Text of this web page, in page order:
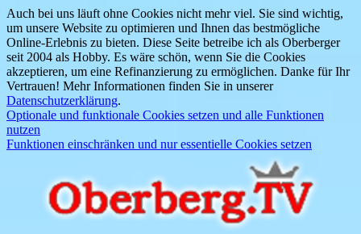
Auch bei uns läuft ohne Cookies nicht mehr viel. Sie sind wichtig,
um unsere Website zu optimieren und Ihnen das bestmögliche
Online-Erlebnis zu bieten. Diese Seite betreibe ich als Oberberger
seit 2004 als Hobby. Es wäre schön, wenn Sie die Cookies
akzeptieren, um eine Refinanzierung zu ermöglichen. Danke für Ihr
Vertrauen! Mehr Informationen finden Sie in unserer
Datenschutzerklärung.
Optionale und funktionale Cookies setzen und alle Funktionen
nutzen
Funktionen einschränken und nur essentielle Cookies setzen